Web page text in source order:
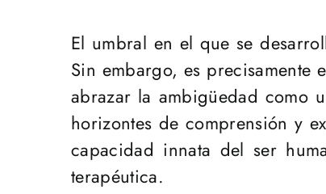
El umbral en el que se
Sin embargo, es precisamente
abrazar la ambigüedad como
horizontes de comprensión y
capacidad innata del ser
terapéutica.